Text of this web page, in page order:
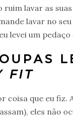
ruim lavar as
lavar no
levei um
FIT
coisa que eu fiz.
eles não